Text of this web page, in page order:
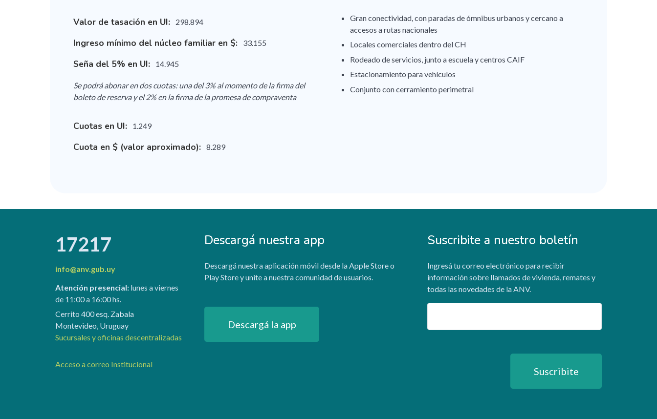
Valor de tasación en UI: 298.894
Ingreso mínimo del núcleo familiar en $: 33.155
Seña del 5% en UI: 14.945
Se podrá abonar en dos cuotas: una del 3% al momento de la firma del
boleto de reserva y el 2% en la firma de la promesa de compraventa
Cuotas en UI: 1.249
Cuota en $ (valor aproximado): 8.289
Gran conectividad, con paradas de ómnibus urbanos y cercano a
accesos a rutas nacionales
Locales comerciales dentro del CH
Rodeado de servicios, junto a escuela y centros CAIF
Estacionamiento para vehículos
Conjunto con cerramiento perimetral
17217
info@anv.gub.uy
Atención presencial:lunes a viernes
de 11:00 a 16:00 hs.
Cerrito 400 esq. Zabala
Montevideo, Uruguay
Sucursales y oficinas descentralizadas
Acceso a correo Institucional
Descargá nuestra app
Descargá nuestra aplicación móvil desde la Apple Store o
Play Store y unite a nuestra comunidad de usuarios.
Descargá la app
Suscribite a nuestro boletín
Ingresá tu correo electrónico para recibir
información sobre llamados de vivienda, remates y
todas las novedades de la ANV.
Email
Suscribite